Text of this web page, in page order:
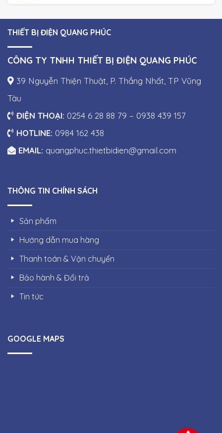
THIẾT BỊ ĐIỆN QUANG PHÚC
CÔNG TY TNHH THIẾT BỊ ĐIỆN QUANG PHÚC
39 Nguyễn Thiện Thuật, P. Thắng Nhất, TP Vũng
Tàu
ĐIỆN THOẠI: 0254 6 28 88 79 – 0938 439 157
HOTLINE: 0984 162 438
EMAIL: quangphuc.thietbidien@gmail.com
THÔNG TIN CHÍNH SÁCH
Sản phẩm
Hướng dẫn mua hàng
Thanh toán & Vận chuyển
Bảo hành & Đổi trả
Tin tức
GOOGLE MAPS